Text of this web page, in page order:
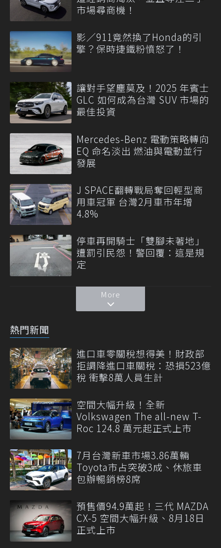
市場尋商機！
影／911竟然換了Honda的引
擎？保時捷鐵粉憤怒了！
讓對手望塵莫及！2025 年賓士
GLC 如何成為台灣 SUV 市場的
最佳投資
Mercedes-Benz 電動策略轉向
EQ 命名淡出 燃油與電動並行
發展
J SPACE翻轉戰局奪回輕型商
用車冠軍 台灣2月車市年增
4.8%
停車再開騎士「雙腳未著地」
遭罰引民怨！警回覆：這是規
定
More
熱門新聞
進口車零關稅想得美！財政部
拒調降進口車關稅：恐損523億
稅 衝擊8萬人員生計
空間大幅升級！全新
Volkswagen The all-new T-
Roc 124.8 萬元起正式上市
7月台灣新車市場3.86萬輛
Toyota市占突破3成、休旅車
包辦暢銷榜8席
預售價94.9萬起！三代 MAZDA
CX-5 空間大幅升級、8月18日
正式上市